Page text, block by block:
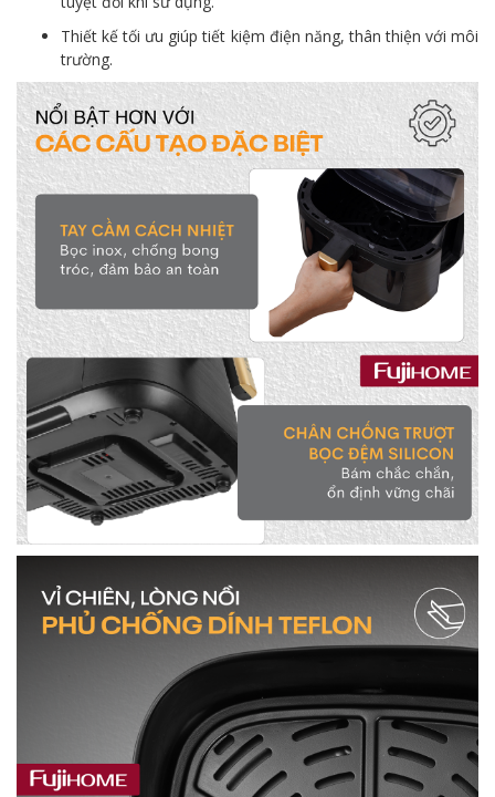
Thiết kế tối ưu giúp tiết kiệm điện năng, thân thiện với môi
trường.